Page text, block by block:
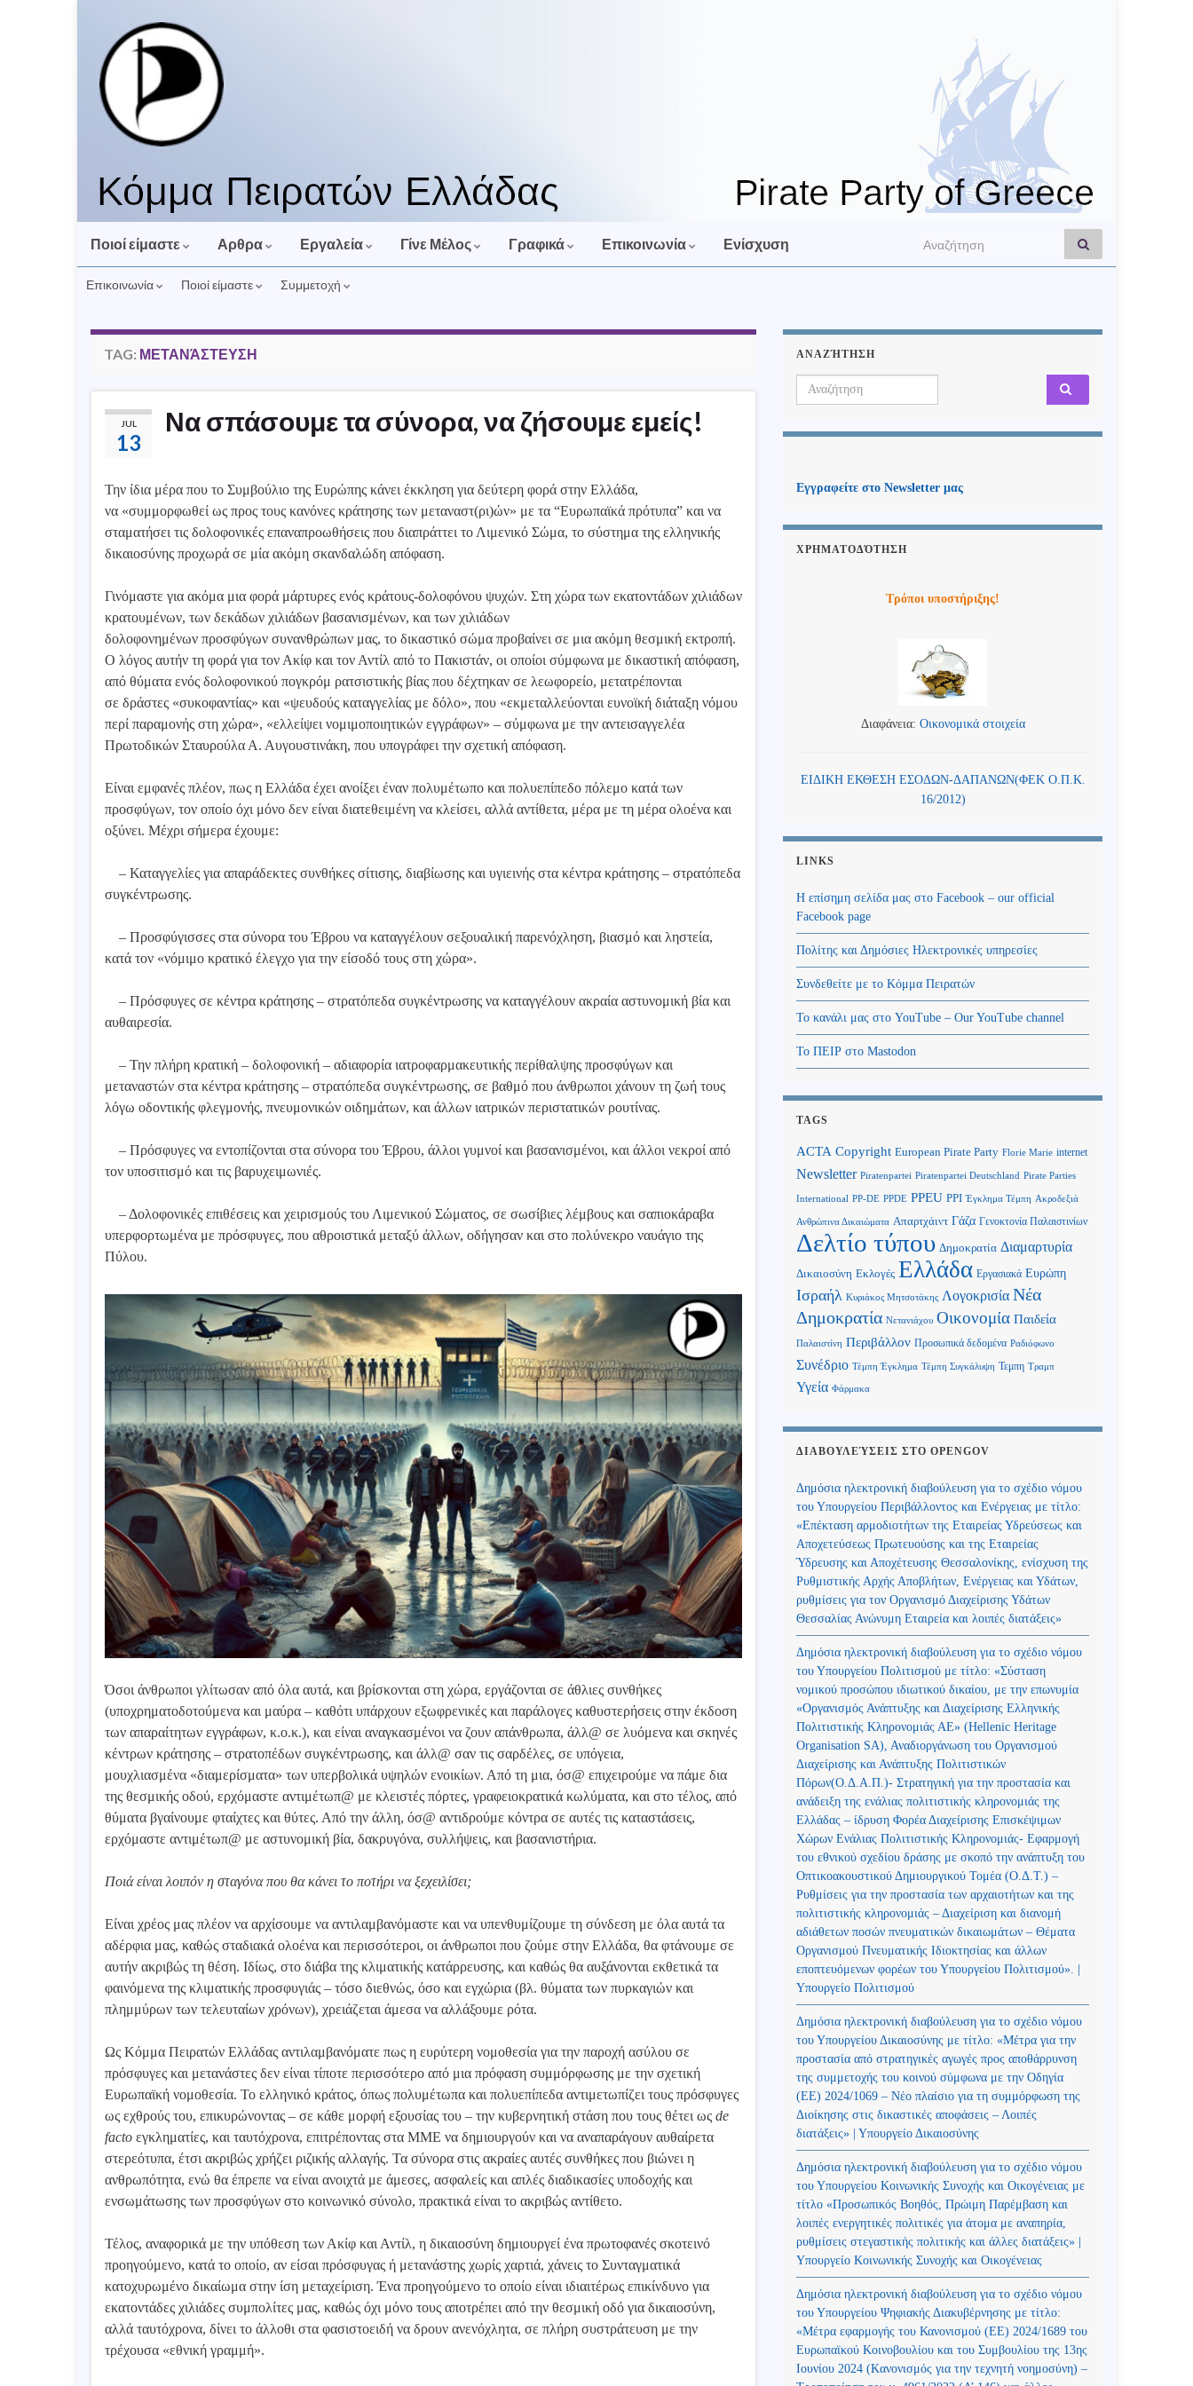
Ποιοί είμαστε Αρθρα Εργαλεία Γίνε Μέλος Γραφικά Επικοινωνία Ενίσχυση Search for:
Επικοινωνία Ποιοί είμαστε Συμμετοχή
TAG: ΜΕΤΑΝΆΣΤΕΥΣΗ
JUL
13
Να σπάσουμε τα σύνορα, να ζήσουμε εμείς!
Την ίδια μέρα που το Συμβούλιο της Ευρώπης κάνει έκκληση για δεύτερη φορά στην Ελλάδα,
να «συμμορφωθεί ως προς τους κανόνες κράτησης των μεταναστ(ρι)ών» με τα “Ευρωπαϊκά πρότυπα” και να
σταματήσει τις δολοφονικές επαναπροωθήσεις που διαπράττει το Λιμενικό Σώμα, το σύστημα της ελληνικής
δικαιοσύνης προχωρά σε μία ακόμη σκανδαλώδη απόφαση.
Γινόμαστε για ακόμα μια φορά μάρτυρες ενός κράτους-δολοφόνου ψυχών. Στη χώρα των εκατοντάδων χιλιάδων
κρατουμένων, των δεκάδων χιλιάδων βασανισμένων, και των χιλιάδων
δολοφονημένων προσφύγων συνανθρώπων μας, το δικαστικό σώμα προβαίνει σε μια ακόμη θεσμική εκτροπή.
Ο λόγος αυτήν τη φορά για τον Ακίφ και τον Αντίλ από το Πακιστάν, οι οποίοι σύμφωνα με δικαστική απόφαση,
από θύματα ενός δολοφονικού πογκρόμ ρατσιστικής βίας που δέχτηκαν σε λεωφορείο, μετατρέπονται
σε δράστες «συκοφαντίας» και «ψευδούς καταγγελίας με δόλο», που «εκμεταλλεύονται ευνοϊκή διάταξη νόμου
περί παραμονής στη χώρα», «ελλείψει νομιμοποιητικών εγγράφων» – σύμφωνα με την αντεισαγγελέα
Πρωτοδικών Σταυρούλα Α. Αυγουστινάκη, που υπογράφει την σχετική απόφαση.
Είναι εμφανές πλέον, πως η Ελλάδα έχει ανοίξει έναν πολυμέτωπο και πολυεπίπεδο πόλεμο κατά των
προσφύγων, τον οποίο όχι μόνο δεν είναι διατεθειμένη να κλείσει, αλλά αντίθετα, μέρα με τη μέρα ολοένα και
οξύνει. Μέχρι σήμερα έχουμε:
– Καταγγελίες για απαράδεκτες συνθήκες σίτισης, διαβίωσης και υγιεινής στα κέντρα κράτησης – στρατόπεδα
συγκέντρωσης.
– Προσφύγισσες στα σύνορα του Έβρου να καταγγέλουν σεξουαλική παρενόχληση, βιασμό και ληστεία,
κατά τον «νόμιμο κρατικό έλεγχο για την είσοδό τους στη χώρα».
– Πρόσφυγες σε κέντρα κράτησης – στρατόπεδα συγκέντρωσης να καταγγέλουν ακραία αστυνομική βία και
αυθαιρεσία.
– Την πλήρη κρατική – δολοφονική – αδιαφορία ιατροφαρμακευτικής περίθαλψης προσφύγων και
μεταναστών στα κέντρα κράτησης – στρατόπεδα συγκέντρωσης, σε βαθμό που άνθρωποι χάνουν τη ζωή τους
λόγω οδοντικής φλεγμονής, πνευμονικών οιδημάτων, και άλλων ιατρικών περιστατικών ρουτίνας.
– Πρόσφυγες να εντοπίζονται στα σύνορα του Έβρου, άλλοι γυμνοί και βασανισμένοι, και άλλοι νεκροί από
τον υποσιτισμό και τις βαρυχειμωνιές.
– Δολοφονικές επιθέσεις και χειρισμούς του Λιμενικού Σώματος, σε σωσίβιες λέμβους και σαπιοκάραβα
υπερφορτωμένα με πρόσφυγες, που αθροιστικά μεταξύ άλλων, οδήγησαν και στο πολύνεκρο ναυάγιο της
Πύλου.
Όσοι άνθρωποι γλίτωσαν από όλα αυτά, και βρίσκονται στη χώρα, εργάζονται σε άθλιες συνθήκες
(υποχρηματοδοτούμενα και μαύρα – καθότι υπάρχουν εξωφρενικές και παράλογες καθυστερήσεις στην έκδοση
των απαραίτητων εγγράφων, κ.ο.κ.), και είναι αναγκασμένοι να ζουν απάνθρωπα, άλλ@ σε λυόμενα και σκηνές
κέντρων κράτησης – στρατοπέδων συγκέντρωσης, και άλλ@ σαν τις σαρδέλες, σε υπόγεια,
μουχλιασμένα «διαμερίσματα» των υπερβολικά υψηλών ενοικίων. Από τη μια, όσ@ επιχειρούμε να πάμε δια
της θεσμικής οδού, ερχόμαστε αντιμέτωπ@ με κλειστές πόρτες, γραφειοκρατικά κωλύματα, και στο τέλος, από
θύματα βγαίνουμε φταίχτες και θύτες. Από την άλλη, όσ@ αντιδρούμε κόντρα σε αυτές τις καταστάσεις,
ερχόμαστε αντιμέτωπ@ με αστυνομική βία, δακρυγόνα, συλλήψεις, και βασανιστήρια.
Ποιά είναι λοιπόν η σταγόνα που θα κάνει το ποτήρι να ξεχειλίσει;
Είναι χρέος μας πλέον να αρχίσουμε να αντιλαμβανόμαστε και να υπενθυμίζουμε τη σύνδεση με όλα αυτά τα
αδέρφια μας, καθώς σταδιακά ολοένα και περισσότεροι, οι άνθρωποι που ζούμε στην Ελλάδα, θα φτάνουμε σε
αυτήν ακριβώς τη θέση. Ιδίως, στο διάβα της κλιματικής κατάρρευσης, και καθώς θα αυξάνονται εκθετικά τα
φαινόμενα της κλιματικής προσφυγιάς – τόσο διεθνώς, όσο και εγχώρια (βλ. θύματα των πυρκαγιών και
πλημμύρων των τελευταίων χρόνων), χρειάζεται άμεσα να αλλάξουμε ρότα.
Ως Κόμμα Πειρατών Ελλάδας αντιλαμβανόματε πως η ευρύτερη νομοθεσία για την παροχή ασύλου σε
πρόσφυγες και μετανάστες δεν είναι τίποτε περισσότερο από μια πρόφαση συμμόρφωσης με την σχετική
Ευρωπαϊκή νομοθεσία. Το ελληνικό κράτος, όπως πολυμέτωπα και πολυεπίπεδα αντιμετωπίζει τους πρόσφυγες
ως εχθρούς του, επικυρώνοντας – σε κάθε μορφή εξουσίας του – την κυβερνητική στάση που τους θέτει ως de
facto εγκληματίες, και ταυτόχρονα, επιτρέποντας στα ΜΜΕ να δημιουργούν και να αναπαράγουν αυθαίρετα
στερεότυπα, έτσι ακριβώς χρήζει ριζικής αλλαγής. Τα σύνορα στις ακραίες αυτές συνθήκες που βιώνει η
ανθρωπότητα, ενώ θα έπρεπε να είναι ανοιχτά με άμεσες, ασφαλείς και απλές διαδικασίες υποδοχής και
ενσωμάτωσης των προσφύγων στο κοινωνικό σύνολο, πρακτικά είναι το ακριβώς αντίθετο.
Τέλος, αναφορικά με την υπόθεση των Ακίφ και Αντίλ, η δικαιοσύνη δημιουργεί ένα πρωτοφανές σκοτεινό
προηγούμενο, κατά το οποίο, αν είσαι πρόσφυγας ή μετανάστης χωρίς χαρτιά, χάνεις το Συνταγματικά
κατοχυρωμένο δικαίωμα στην ίση μεταχείριση. Ένα προηγούμενο το οποίο είναι ιδιαιτέρως επικίνδυνο για
εκατοντάδες χιλιάδες συμπολίτες μας, καθώς όχι μόνο τους αποτρέπει από την θεσμική οδό για δικαιοσύνη,
αλλά ταυτόχρονα, δίνει το άλλοθι στα φασιστοειδή να δρουν ανενόχλητα, σε πλήρη συστράτευση με την
τρέχουσα «εθνική γραμμή».
ΑΝΑΖΉΤΗΣΗ
Search for:
Εγγραφείτε στο Newsletter μας
ΧΡΗΜΑΤΟΔΌΤΗΣΗ
Τρόποι υποστήριξης!
Διαφάνεια: Οικονομικά στοιχεία
ΕΙΔΙΚΗ ΕΚΘΕΣΗ ΕΣΟΔΩΝ-ΔΑΠΑΝΩΝ(ΦΕΚ Ο.Π.Κ.
16/2012)
LINKS
Η επίσημη σελίδα μας στο Facebook – our official
Facebook page
Πολίτης και Δημόσιες Ηλεκτρονικές υπηρεσίες
Συνδεθείτε με το Κόμμα Πειρατών
Το κανάλι μας στο YouTube – Our YouTube channel
Το ΠΕΙΡ στο Mastodon
TAGS
ACTA Copyright European Pirate Party Florie Marie internet
Newsletter Piratenpartei Piratenpartei Deutschland Pirate Parties
International PP-DE PPDE PPEU PPI Έγκλημα Τέμπη Ακροδεξιά
Ανθρώπινα Δικαιώματα Απαρτχάιντ Γάζα Γενοκτονία Παλαιστινίων
Δελτίο τύπου Δημοκρατία Διαμαρτυρία
Δικαιοσύνη Εκλογές Ελλάδα Εργασιακά Ευρώπη
Ισραήλ Κυριάκος Μητσοτάκης Λογοκρισία Νέα
Δημοκρατία Νετανιάχου Οικονομία Παιδεία
Παλαιστίνη Περιβάλλον Προσωπικά δεδομένα Ραδιόφωνο
Συνέδριο Τέμπη Έγκλημα Τέμπη Συγκάλυψη Τεμπη Τραμπ
Υγεία Φάρμακα
ΔΙΑΒΟΥΛΕΎΣΕΙΣ ΣΤΟ OPENGOV
Δημόσια ηλεκτρονική διαβούλευση για το σχέδιο νόμου
του Υπουργείου Περιβάλλοντος και Ενέργειας με τίτλο:
«Επέκταση αρμοδιοτήτων της Εταιρείας Υδρεύσεως και
Αποχετεύσεως Πρωτευούσης και της Εταιρείας
Ύδρευσης και Αποχέτευσης Θεσσαλονίκης, ενίσχυση της
Ρυθμιστικής Αρχής Αποβλήτων, Ενέργειας και Υδάτων,
ρυθμίσεις για τον Οργανισμό Διαχείρισης Υδάτων
Θεσσαλίας Ανώνυμη Εταιρεία και λοιπές διατάξεις»
Δημόσια ηλεκτρονική διαβούλευση για το σχέδιο νόμου
του Υπουργείου Πολιτισμού με τίτλο: «Σύσταση
νομικού προσώπου ιδιωτικού δικαίου, με την επωνυμία
«Οργανισμός Ανάπτυξης και Διαχείρισης Ελληνικής
Πολιτιστικής Κληρονομιάς ΑΕ» (Hellenic Heritage
Organisation SA), Αναδιοργάνωση του Οργανισμού
Διαχείρισης και Ανάπτυξης Πολιτιστικών
Πόρων(Ο.Δ.Α.Π.)- Στρατηγική για την προστασία και
ανάδειξη της ενάλιας πολιτιστικής κληρονομιάς της
Ελλάδας – ίδρυση Φορέα Διαχείρισης Επισκέψιμων
Χώρων Ενάλιας Πολιτιστικής Κληρονομιάς- Εφαρμογή
του εθνικού σχεδίου δράσης με σκοπό την ανάπτυξη του
Οπτικοακουστικού Δημιουργικού Τομέα (Ο.Δ.Τ.) –
Ρυθμίσεις για την προστασία των αρχαιοτήτων και της
πολιτιστικής κληρονομιάς – Διαχείριση και διανομή
αδιάθετων ποσών πνευματικών δικαιωμάτων – Θέματα
Οργανισμού Πνευματικής Ιδιοκτησίας και άλλων
εποπτευόμενων φορέων του Υπουργείου Πολιτισμού». |
Υπουργείο Πολιτισμού
Δημόσια ηλεκτρονική διαβούλευση για το σχέδιο νόμου
του Υπουργείου Δικαιοσύνης με τίτλο: «Μέτρα για την
προστασία από στρατηγικές αγωγές προς αποθάρρυνση
της συμμετοχής του κοινού σύμφωνα με την Οδηγία
(ΕΕ) 2024/1069 – Νέο πλαίσιο για τη συμμόρφωση της
Διοίκησης στις δικαστικές αποφάσεις – Λοιπές
διατάξεις» | Υπουργείο Δικαιοσύνης
Δημόσια ηλεκτρονική διαβούλευση για το σχέδιο νόμου
του Υπουργείου Κοινωνικής Συνοχής και Οικογένειας με
τίτλο «Προσωπικός Βοηθός, Πρώιμη Παρέμβαση και
λοιπές ενεργητικές πολιτικές για άτομα με αναπηρία,
ρυθμίσεις στεγαστικής πολιτικής και άλλες διατάξεις» |
Υπουργείο Κοινωνικής Συνοχής και Οικογένειας
Δημόσια ηλεκτρονική διαβούλευση για το σχέδιο νόμου
του Υπουργείου Ψηφιακής Διακυβέρνησης με τίτλο:
«Μέτρα εφαρμογής του Κανονισμού (ΕΕ) 2024/1689 του
Ευρωπαϊκού Κοινοβουλίου και του Συμβουλίου της 13ης
Ιουνίου 2024 (Kανονισμός για την τεχνητή νοημοσύνη) –